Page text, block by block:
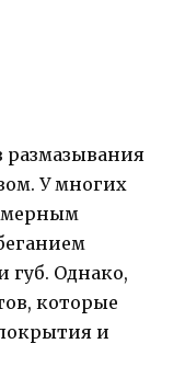
размазывания
У многих
губ. Однако,
которые
и